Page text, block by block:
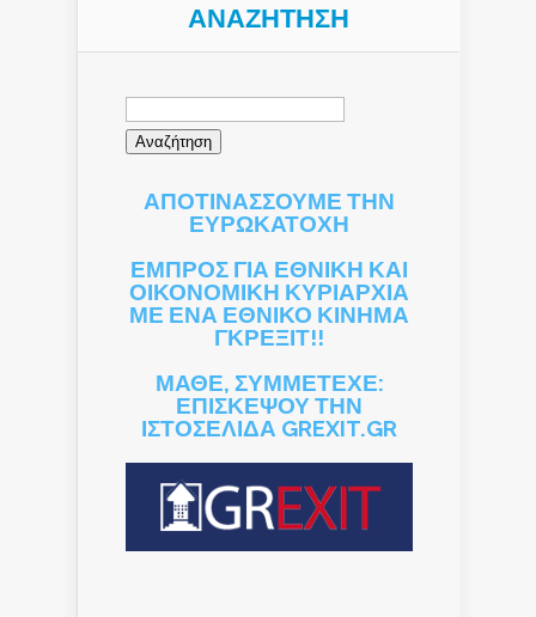
ΑΝΑΖΉΤΗΣΗ
Αναζήτηση
ΑΠΟΤΙΝΑΣΣΟΥΜΕ ΤΗΝ
ΕΥΡΩΚΑΤΟΧΗ
ΕΜΠΡΟΣ ΓΙΑ ΕΘΝΙΚΗ ΚΑΙ
ΟΙΚΟΝΟΜΙΚΗ ΚΥΡΙΑΡΧΙΑ
ΜΕ ΕΝΑ ΕΘΝΙΚΟ ΚΙΝΗΜΑ
ΓΚΡΕΞΙΤ!!
ΜΑΘΕ, ΣΥΜΜΕΤΕΧΕ:
ΕΠΙΣΚΕΨΟΥ ΤΗΝ
ΙΣΤΟΣΕΛΙΔΑ GREXIT.GR